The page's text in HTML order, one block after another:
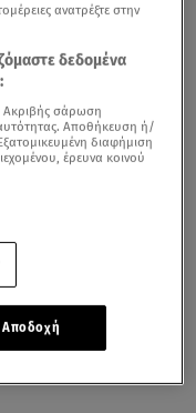
η τελετή
Εθνικής Άμυνας
Άμυνας από
ο υπουργός
τόνισε ότι
πάντα σε
δε, το έργο που
ανατρέξτε στην
δεδομένα
Ακριβής σάρωση
Αποθήκευση ή/
διαφήμιση
έρευνα κοινού
Αποδοχή